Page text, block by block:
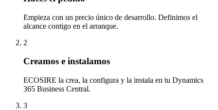
Empieza con un precio único de desarrollo. Definimos el
alcance contigo en el arranque.
2
Creamos e instalamos
ECOSIRE la crea, la configura y la instala en tu Dynamics
365 Business Central.
3